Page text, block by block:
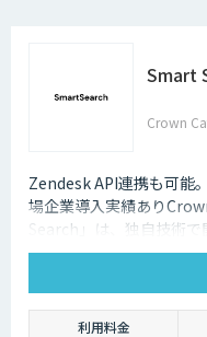
Smart
Crown
Zendesk API連携も可能
場企業導入実績あり
Search」は、独自技術
精度を誇るAIチャットボ
理画面から簡単にご自身
高精度な特徴があります
利用料金